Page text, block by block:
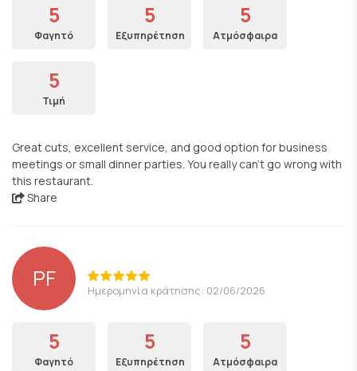
5
Φαγητό
5
Εξυπηρέτηση
5
Ατμόσφαιρα
5
Τιμή
Great cuts, excellent service, and good option for business
meetings or small dinner parties. You really can't go wrong with
this restaurant.
Share
PF Ημερομηνία κράτησης: 02/06/2026
5
Φαγητό
5
Εξυπηρέτηση
5
Ατμόσφαιρα